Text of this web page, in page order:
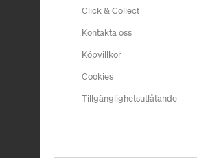
Click & Collect
Kontakta oss
Köpvillkor
Cookies
Tillgänglighetsutlåtande